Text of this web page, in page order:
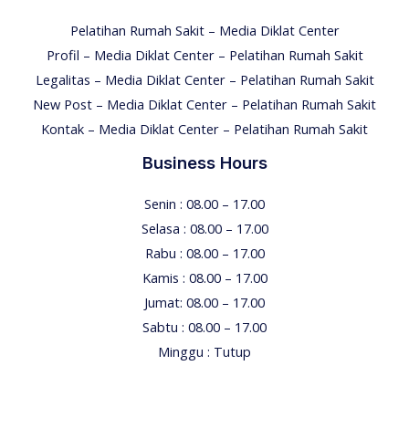
Pelatihan Rumah Sakit – Media Diklat Center
Profil – Media Diklat Center – Pelatihan Rumah Sakit
Legalitas – Media Diklat Center – Pelatihan Rumah Sakit
New Post – Media Diklat Center – Pelatihan Rumah Sakit
Kontak – Media Diklat Center – Pelatihan Rumah Sakit
Business Hours
Senin : 08.00 – 17.00
Selasa : 08.00 – 17.00
Rabu : 08.00 – 17.00
Kamis : 08.00 – 17.00
Jumat: 08.00 – 17.00
Sabtu : 08.00 – 17.00
Minggu : Tutup